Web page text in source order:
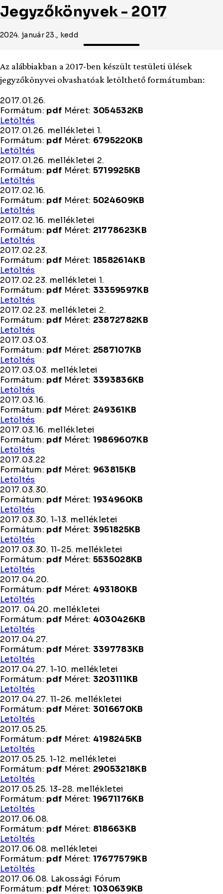
Jegyzőkönyvek - 2017
2024. január 23., kedd
Az alábbiakban a 2017-ben készült testületi ülések
jegyzőkönyvei olvashatóak letölthető formátumban:
2017.01.26.
Formátum: pdf Méret: 3054532KB
Letöltés
2017.01.26. mellékletei 1.
Formátum: pdf Méret: 6795220KB
Letöltés
mellékletei
1.
2017.01.26. mellékletei 2.
Formátum: pdf Méret: 5719925KB
Letöltés
mellékletei
2.
2017.02.16.
Formátum: pdf Méret: 5024609KB
Letöltés
2017.02.16. mellékletei
Formátum: pdf Méret: 21778623KB
Letöltés
mellékletei
2017.02.23.
Formátum: pdf Méret: 18582614KB
Letöltés
2017.02.23. mellékletei 1.
Formátum: pdf Méret: 33359597KB
Letöltés
mellékletei
1.
2017.02.23. mellékletei 2.
Formátum: pdf Méret: 23872782KB
Letöltés
mellékletei
2.
2017.03.03.
Formátum: pdf Méret: 2587107KB
Letöltés
2017.03.03. mellékletei
Formátum: pdf Méret: 3393836KB
Letöltés
mellékletei
2017.03.16.
Formátum: pdf Méret: 249361KB
Letöltés
2017.03.16. mellékletei
Formátum: pdf Méret: 19869607KB
Letöltés
mellékletei
2017.03.22
Formátum: pdf Méret: 963815KB
Letöltés
2017.03.30.
Formátum: pdf Méret: 1934960KB
Letöltés
2017.03.30. 1-13. mellékletei
Formátum: pdf Méret: 3951825KB
Letöltés
1-
13.
2017.03.30. 11-25. mellékletei
Formátum: pdf Méret: 5535028KB
Letöltés
11-
25.
2017.04.20.
Formátum: pdf Méret: 493180KB
Letöltés
2017. 04.20. mellékletei
Formátum: pdf Méret: 4030426KB
Letöltés
04.20.
mellékletei
2017.04.27.
Formátum: pdf Méret: 3397783KB
Letöltés
2017.04.27. 1-10. mellékletei
Formátum: pdf Méret: 3203111KB
Letöltés
1-
10.
2017.04.27. 11-26. mellékletei
Formátum: pdf Méret: 3016670KB
Letöltés
11-
26.
2017.05.25.
Formátum: pdf Méret: 4198245KB
Letöltés
2017.05.25. 1-12. mellékletei
Formátum: pdf Méret: 29053218KB
Letöltés
1-
12.
2017.05.25. 13-28. mellékletei
Formátum: pdf Méret: 19671176KB
Letöltés
13-
28.
2017.06.08.
Formátum: pdf Méret: 818663KB
Letöltés
2017.06.08. mellékletei
Formátum: pdf Méret: 17677579KB
Letöltés
mellékletei
2017.06.08. Lakossági Fórum
Formátum: pdf Méret: 1030639KB